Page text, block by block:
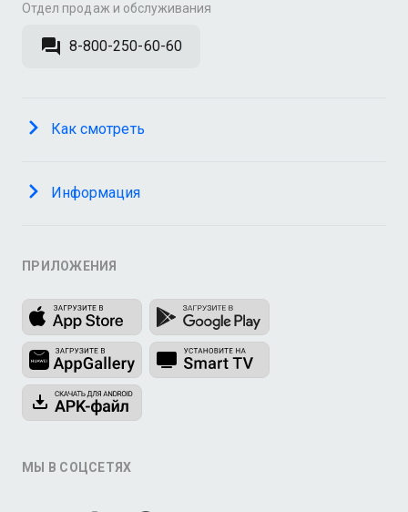
Отдел продаж и обслуживания
8-800-250-60-60
Как смотреть
Информация
ПРИЛОЖЕНИЯ
МЫ В СОЦСЕТЯХ